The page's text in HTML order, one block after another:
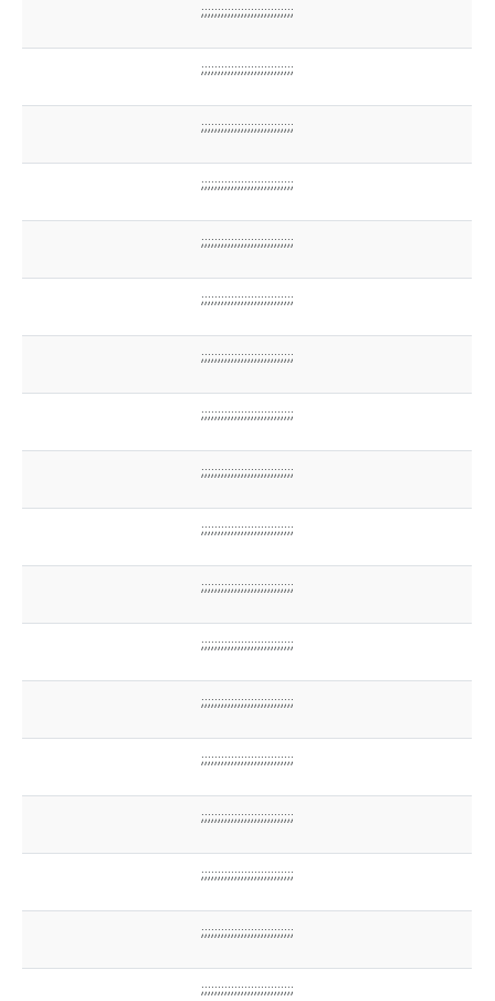
;;;;;;;;;;;;;;;;;;;;;;;;;;;;
;;;;;;;;;;;;;;;;;;;;;;;;;;;;
;;;;;;;;;;;;;;;;;;;;;;;;;;;;
;;;;;;;;;;;;;;;;;;;;;;;;;;;;
;;;;;;;;;;;;;;;;;;;;;;;;;;;;
;;;;;;;;;;;;;;;;;;;;;;;;;;;;
;;;;;;;;;;;;;;;;;;;;;;;;;;;;
;;;;;;;;;;;;;;;;;;;;;;;;;;;;
;;;;;;;;;;;;;;;;;;;;;;;;;;;;
;;;;;;;;;;;;;;;;;;;;;;;;;;;;
;;;;;;;;;;;;;;;;;;;;;;;;;;;;
;;;;;;;;;;;;;;;;;;;;;;;;;;;;
;;;;;;;;;;;;;;;;;;;;;;;;;;;;
;;;;;;;;;;;;;;;;;;;;;;;;;;;;
;;;;;;;;;;;;;;;;;;;;;;;;;;;;
;;;;;;;;;;;;;;;;;;;;;;;;;;;;
;;;;;;;;;;;;;;;;;;;;;;;;;;;;
;;;;;;;;;;;;;;;;;;;;;;;;;;;;